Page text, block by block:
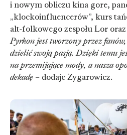
i nowym obliczu kina gore,
„klockoinfluencerów”, kurs
alt-folkowego zespołu Lor
Pyrkon jest tworzony przez
dzielić swoją pasją. Dzięki temu
na przemijające mody, a nasza
dekadę – dodaje Zygarowicz.